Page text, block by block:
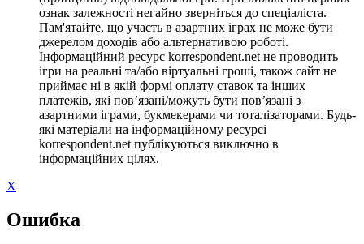
ознак залежності негайно зверніться до спеціаліста.
Пам'ятайте, що участь в азартних іграх не може бути
джерелом доходів або альтернативою роботі.
Інформаційний ресурс korrespondent.net не проводить
ігри на реальні та/або віртуальні гроші, також сайт не
приймає ні в якій формі оплату ставок та інших
платежів, які пов’язані/можуть бути пов’язані з
азартними іграми, букмекерами чи тоталізаторами. Будь-
які матеріали на інформаційному ресурсі
korrespondent.net публікуються виключно в
інформаційних цілях.
X
Ошибка